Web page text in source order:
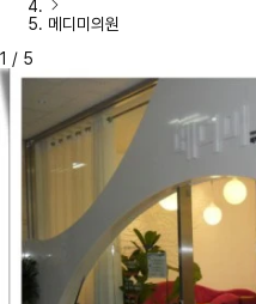
메디미의원
1 / 5